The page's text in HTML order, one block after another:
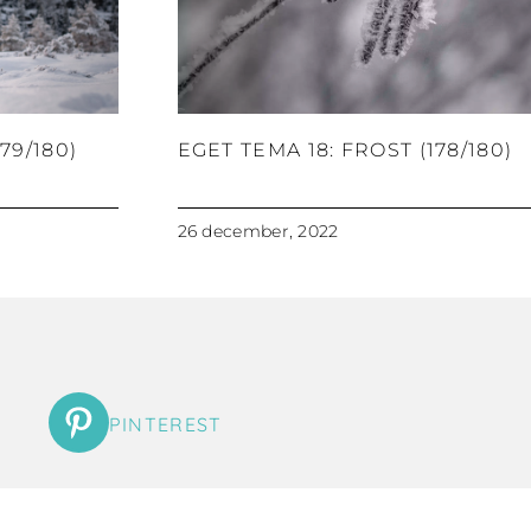
180) EGET TEMA 18: FROST (178/180)
26 december, 2022
PINTEREST